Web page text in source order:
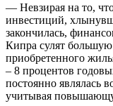
— Невзирая на то,
инвестиций,
закончилась,
Кипра сулят
приобретенного
– 8 процентов
постоянно являлась
учитывая